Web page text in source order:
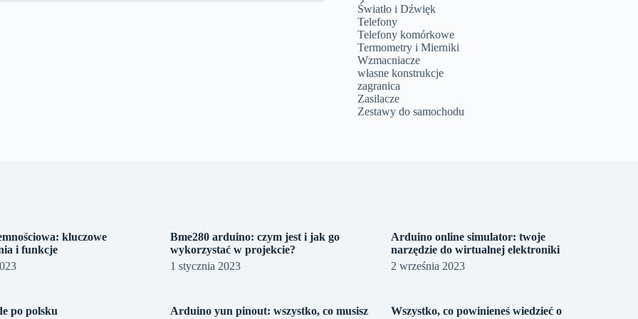
Światło i Dźwięk
Telefony
Telefony komórkowe
Termometry i Mierniki
Wzmacniacze
własne konstrukcje
zagranica
Zasilacze
Zestawy do samochodu
kluczowe
i funkcje
Bme280 arduino: czym jest i jak go
wykorzystać w projekcie?
1 stycznia 2023
Arduino online simulator: twoje
narzędzie do wirtualnej elektroniki
2 września 2023
po polsku
Arduino yun pinout: wszystko, co musisz
Wszystko, co powinieneś wiedzieć o